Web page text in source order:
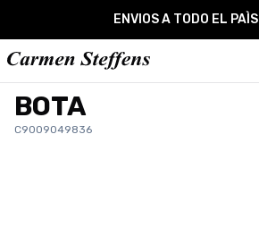
ENVIOS A TODO EL PAÌS
BOTA
C9009049836